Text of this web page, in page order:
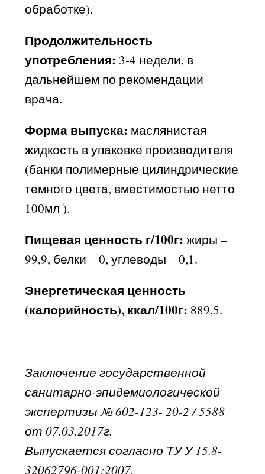
обработке).
Продолжительность
употребления: 3-4 недели, в
дальнейшем по рекомендации
врача.
Форма выпуска: маслянистая
жидкость в упаковке производителя
(банки полимерные цилиндрические
темного цвета, вместимостью нетто
100мл ).
Пищевая ценность г/100г: жиры –
99,9, белки – 0, углеводы – 0,1.
Энергетическая ценность
(калорийность), ккал/100г: 889,5.
Заключение государственной
санитарно-эпидемиологической
экспертизы № 602-123- 20-2 / 5588
от 07.03.2017г.
Выпускается согласно ТУ У 15.8-
32062796-001:2007.